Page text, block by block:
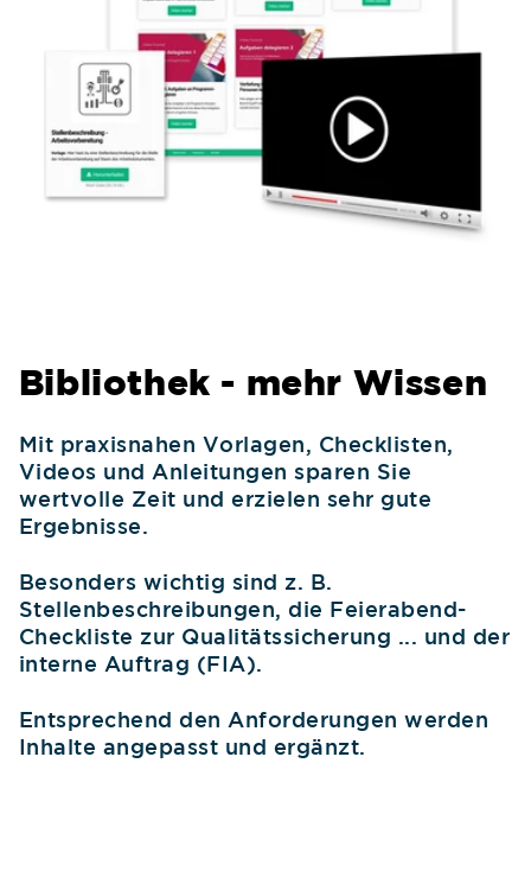
Bibliothek - mehr Wissen
Mit praxisnahen Vorlagen, Checklisten,
Videos und Anleitungen sparen Sie
wertvolle Zeit und erzielen sehr gute
Ergebnisse.
Besonders wichtig sind z. B.
Stellenbeschreibungen, die Feierabend-
Checkliste zur Qualitätssicherung ... und der
interne Auftrag (FIA).
Entsprechend den Anforderungen werden
Inhalte angepasst und ergänzt.